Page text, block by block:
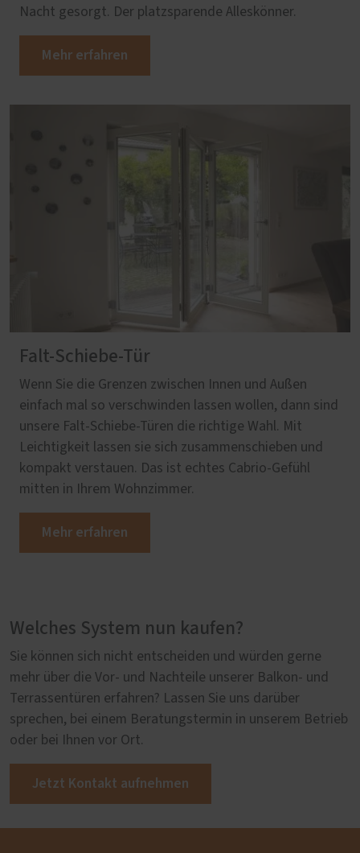
Nacht gesorgt. Der platzsparende Alleskönner.
Mehr erfahren
Falt-Schiebe-Tür
Wenn Sie die Grenzen zwischen Innen und Außen
einfach mal so verschwinden lassen wollen, dann sind
unsere Falt-Schiebe-Türen die richtige Wahl. Mit
Leichtigkeit lassen sie sich zusammenschieben und
kompakt verstauen. Das ist echtes Cabrio-Gefühl
mitten in Ihrem Wohnzimmer.
Mehr erfahren
Welches System nun kaufen?
Sie können sich nicht entscheiden und würden gerne
mehr über die Vor- und Nachteile unserer Balkon- und
Terrassentüren erfahren? Lassen Sie uns darüber
sprechen, bei einem Beratungstermin in unserem Betrieb
oder bei Ihnen vor Ort.
Jetzt Kontakt aufnehmen